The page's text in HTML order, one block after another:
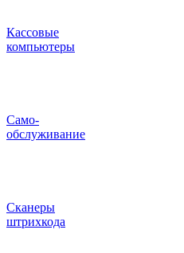
Кассовые
компьютеры
Само-
обслуживание
Сканеры
штрихкода